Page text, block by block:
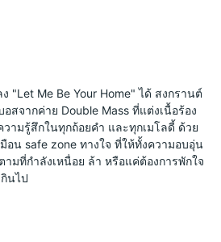
"Let Me Be Your Home" ได้ สงกรานต์
สจากค่าย Double Mass ที่แต่งเนื้อร้อง
ามรู้สึกในทุกถ้อยคำ และทุกเมโลดี้ ด้วย
อน safe zone ทางใจ ที่ให้ทั้งความอบอุ่น
มที่กำลังเหนื่อย ล้า หรือแค่ต้องการพักใจ
นไป